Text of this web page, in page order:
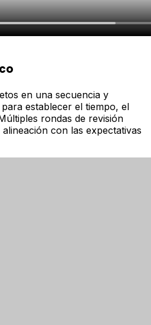
en una secuencia y
establecer el tiempo, el
rondas de revisión
con las expectativas